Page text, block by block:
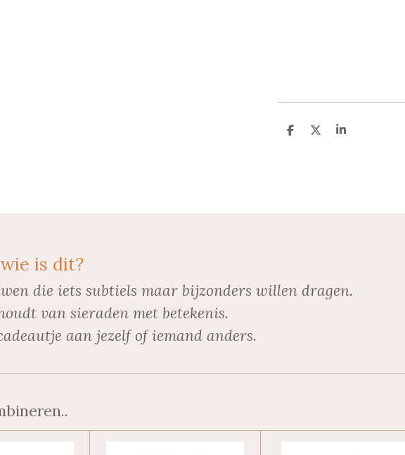
D
D
S
is dit?
die iets subtiels maar bijzonders willen dragen.
van sieraden met betekenis.
aan jezelf of iemand anders.